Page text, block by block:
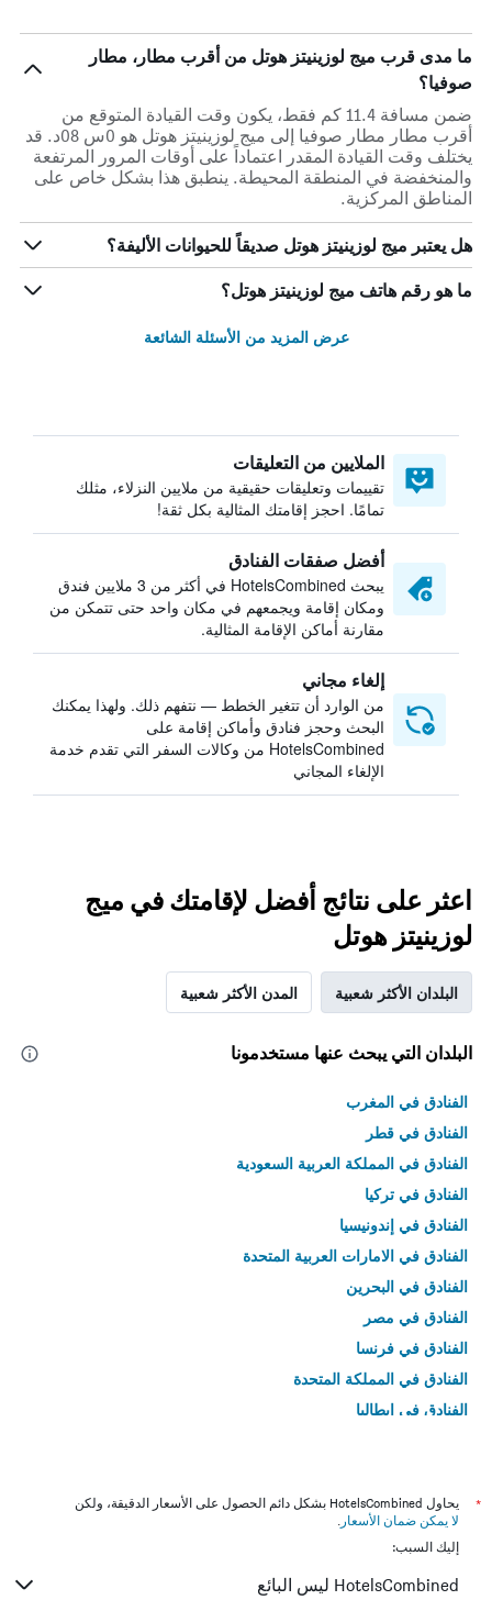
ما مدى قرب ميج لوزينيتز هوتل من أقرب مطار، مطار
صوفيا؟
ضمن مسافة 11.4 كم فقط، يكون وقت القيادة المتوقع من
أقرب مطار مطار صوفيا إلى ميج لوزينيتز هوتل هو 0س 08د. قد
يختلف وقت القيادة المقدر اعتماداً على أوقات المرور المرتفعة
والمنخفضة في المنطقة المحيطة. ينطبق هذا بشكل خاص على
المناطق المركزية.
هل يعتبر ميج لوزينيتز هوتل صديقاً للحيوانات الأليفة؟
ما هو رقم هاتف ميج لوزينيتز هوتل؟
عرض المزيد من الأسئلة الشائعة
الملايين من التعليقات
تقييمات وتعليقات حقيقية من ملايين النزلاء، مثلك
تمامًا. احجز إقامتك المثالية بكل ثقة!
أفضل صفقات الفنادق
يبحث HotelsCombined في أكثر من 3 ملايين فندق
ومكان إقامة ويجمعهم في مكان واحد حتى تتمكن من
مقارنة أماكن الإقامة المثالية.
إلغاء مجاني
من الوارد أن تتغير الخطط — نتفهم ذلك. ولهذا يمكنك
البحث وحجز فنادق وأماكن إقامة على
HotelsCombined من وكالات السفر التي تقدم خدمة
الإلغاء المجاني
اعثر على نتائج أفضل لإقامتك في ميج
لوزينيتز هوتل
البلدان الأكثر شعبية المدن الأكثر شعبية
البلدان التي يبحث عنها مستخدمونا
الفنادق في المغرب
الفنادق في قطر
الفنادق في المملكة العربية السعودية
الفنادق في تركيا
الفنادق في إندونيسيا
الفنادق في الامارات العربية المتحدة
الفنادق في البحرين
الفنادق في مصر
الفنادق في فرنسا
الفنادق في المملكة المتحدة
الفنادق في إيطاليا
*
يحاول HotelsCombined بشكل دائم الحصول على الأسعار الدقيقة، ولكن
لا يمكن ضمان الأسعار .
إليك السبب:
HotelsCombined ليس البائع